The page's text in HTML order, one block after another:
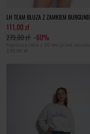
LH TEAM BLUZA Z ZAMKIEM BURGUND
111,00 zł
279,00 zł -60%
Najniższa cena z 30 dni przed obniżką
139,00 zł